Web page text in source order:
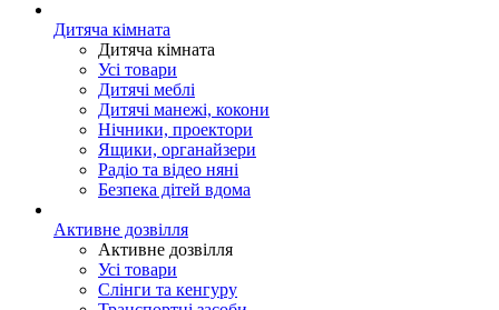
Дитяча кімната
Дитяча кімната
Усі товари
Дитячі меблі
Дитячі манежі, кокони
Нічники, проектори
Ящики, органайзери
Радіо та відео няні
Безпека дітей вдома
Активне дозвілля
Активне дозвілля
Усі товари
Слінги та кенгуру